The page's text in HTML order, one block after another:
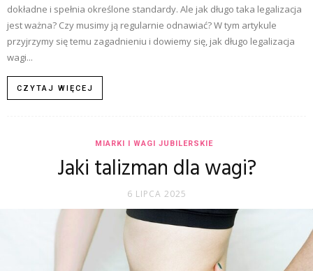
dokładne i spełnia określone standardy. Ale jak długo taka legalizacja
jest ważna? Czy musimy ją regularnie odnawiać? W tym artykule
przyjrzymy się temu zagadnieniu i dowiemy się, jak długo legalizacja
wagi...
CZYTAJ WIĘCEJ
MIARKI I WAGI JUBILERSKIE
Jaki talizman dla wagi?
6 LIPCA 2025